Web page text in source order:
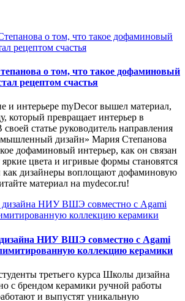
о том, что такое дофаминовый
рецептом счастья
и интерьере myDecor вышел материал,
который превращает интерьер в
статье руководитель направления
дизайн» Мария Степанова
дофаминовый интерьер, как он связан
цвета и игривые формы становятся
как дизайнеры воплощают дофаминовую
материал на mydecor.ru!
НИУ ВШЭ совместно с Agami
коллекцию керамики
третьего курса Школы дизайна
брендом керамики ручной работы
и выпустят уникальную